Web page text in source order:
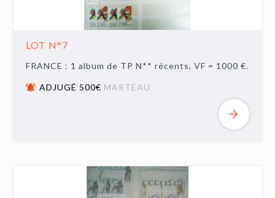
LOT N°7
FRANCE : 1 album de TP N** récents, VF = 1000 €.
ADJUGÉ 500€ MARTEAU